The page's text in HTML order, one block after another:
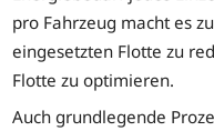
pro Fahrzeug macht es
eingesetzten Flotte zu
Flotte zu optimieren.
Auch grundlegende